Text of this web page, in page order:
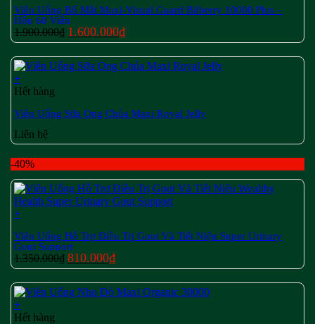
Viên Uống Bổ Mắt Maxi-Visual Guard Bilberry 10000 Plus –
Hộp 60 Viên
1.900.000₫ Giá
gốc
là:
1.900.000₫.
1.600.000₫Giá
hiện
tại
là:
+
Hết hàng
Viên Uống Sữa Ong Chúa Maxi Royal Jelly
Liên hệ
-40%
+
Viên Uống Hỗ Trợ Điều Trị Gout Và Tiết Niệu Super Urinary
Gout Support
1.350.000₫ Giá
gốc
là:
1.350.000₫.
810.000₫Giá
hiện
tại
là:
+
Hết hàng